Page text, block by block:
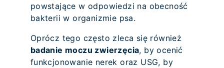
powstające w odpowiedzi na obecność
bakterii w organizmie psa.
Oprócz tego często zleca się również
badanie moczu zwierzęcia, by ocenić
funkcjonowanie nerek oraz USG, by